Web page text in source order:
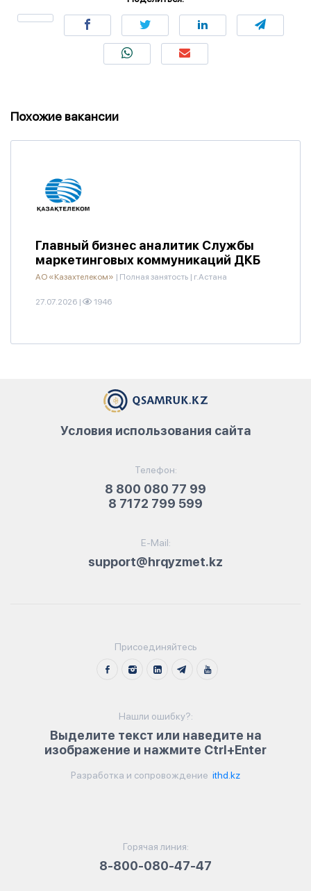
Похожие вакансии
Главный бизнес аналитик Службы
маркетинговых коммуникаций ДКБ
АО «Казахтелеком» | Полная занятость | г.Астана
27.07.2026 | 1946
Телефон:
8 800 080 77 99
8 7172 799 599
E-Mail:
support@hrqyzmet.kz
Условия использования сайта
Присоединяйтесь
Нашли ошибку?:
Выделите текст или наведите на
изображение и нажмите Ctrl+Enter
Разработка и сопровождение ithd.kz
Горячая линия:
8-800-080-47-47